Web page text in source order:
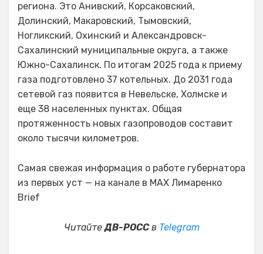
региона. Это Анивский, Корсаковский,
Долинский, Макаровский, Тымовский,
Ногликский, Охинский и Александровск-
Сахалинский муниципальные округа, а также
Южно-Сахалинск. По итогам 2025 года к приему
газа подготовлено 37 котельных. До 2031 года
сетевой газ появится в Невельске, Холмске и
еще 38 населенных пунктах. Общая
протяженность новых газопроводов составит
около тысячи километров.
Самая свежая информация о работе губернатора
из первых уст — на канале в MAX Лимаренко
Brief
ЧитайтеДВ-РОССв Telegram